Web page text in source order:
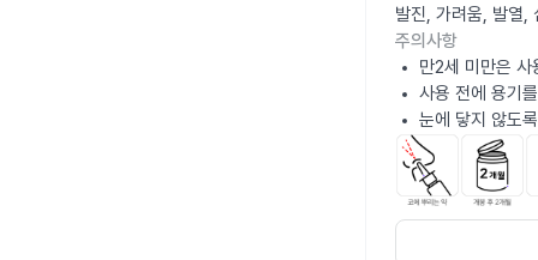
발진, 가려움, 발열,
주의사항
만2세 미만은
사용 전에 용기
눈에 닿지 않도